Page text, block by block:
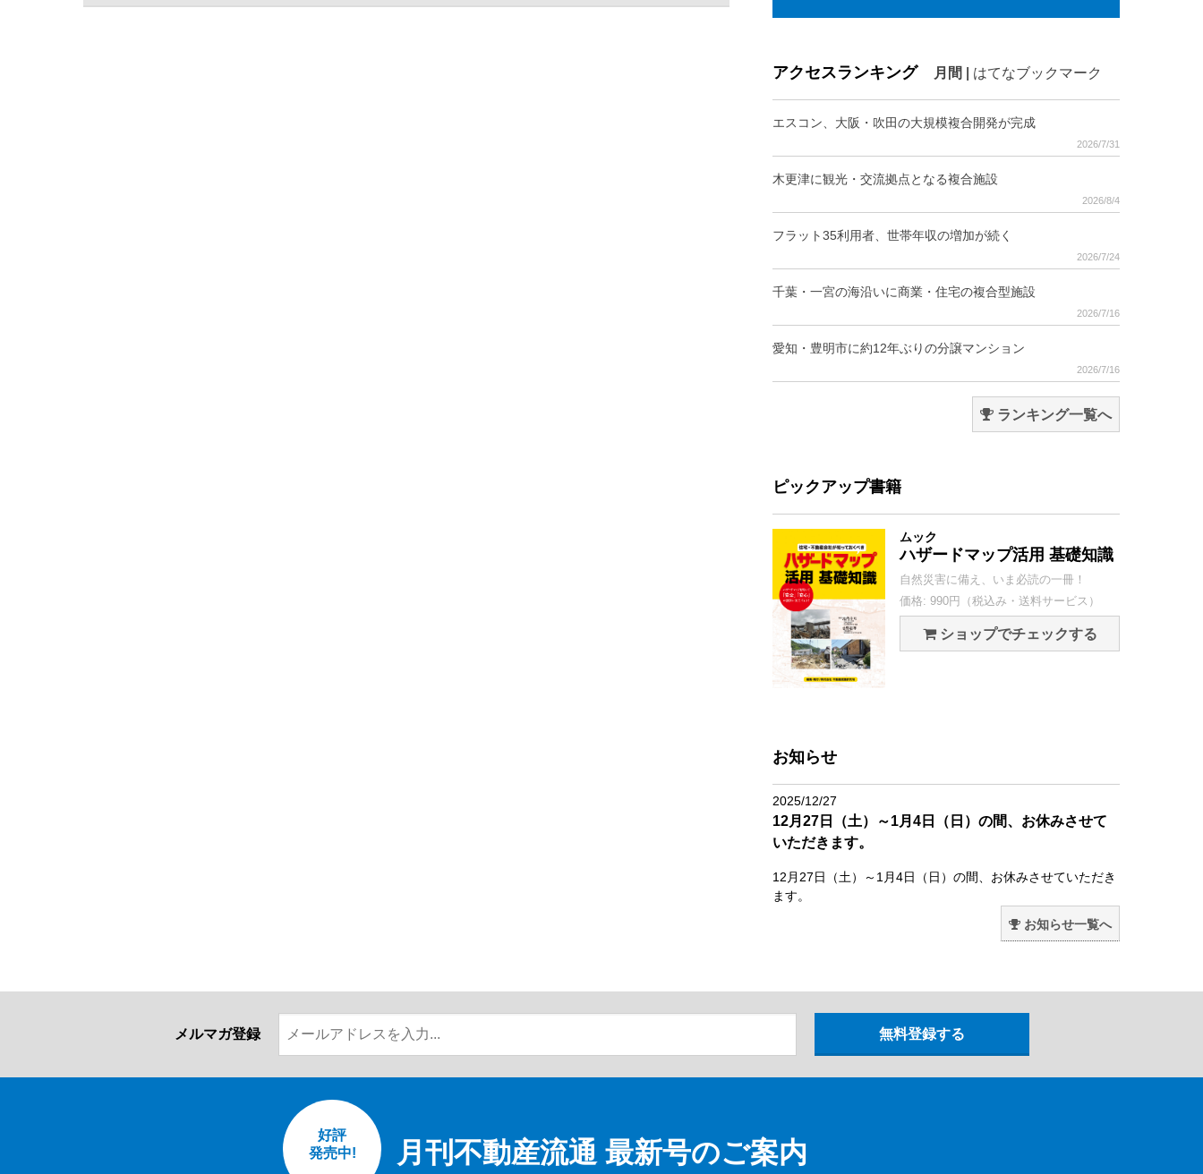
アクセスランキング 月間 はてなブックマーク
エスコン、大阪・吹田の大規模複合開発が完成
2026/7/31
木更津に観光・交流拠点となる複合施設
2026/8/4
フラット35利用者、世帯年収の増加が続く
2026/7/24
千葉・一宮の海沿いに商業・住宅の複合型施設
2026/7/16
愛知・豊明市に約12年ぶりの分譲マンション
2026/7/16
ランキング一覧へ
ピックアップ書籍
ムック
ハザードマップ活用 基礎知識
自然災害に備え、いま必読の一冊！
価格: 990円（税込み・送料サービス）
ショップでチェックする
お知らせ
2025/12/27
12月27日（土）～1月4日（日）の間、お休みさせて
いただきます。
12月27日（土）～1月4日（日）の間、お休みさせていただき
ます。
お知らせ一覧へ
メルマガ登録
月刊不動産流通 最新号のご案内
好評
発売中!